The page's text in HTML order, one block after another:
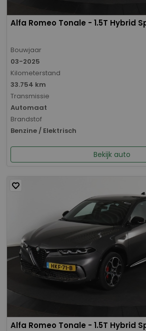
Alfa Romeo Tonale - 1.5T Hybrid
Bouwjaar
03-2025
Kilometerstand
33.754 km
Transmissie
Automaat
Brandstof
Benzine / Elektrisch
Bekijk auto
Alfa Romeo Tonale - 1.5T Hybrid